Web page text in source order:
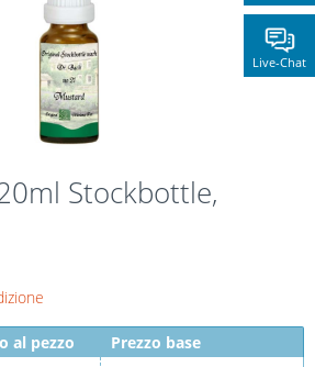
Live-Chat
Stockbottle,
al pezzo
Prezzo base